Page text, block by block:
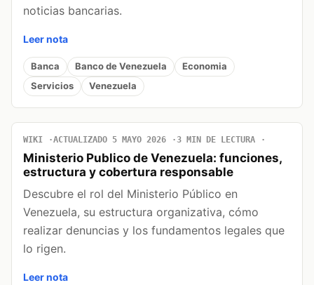
noticias bancarias.
Leer nota
Banca Banco de Venezuela
Economia
Servicios
Venezuela
WIKI ACTUALIZADO 5 MAYO 2026 3 MIN DE LECTURA
Ministerio Publico de Venezuela: funciones,
estructura y cobertura responsable
Descubre el rol del Ministerio Público en
Venezuela, su estructura organizativa, cómo
realizar denuncias y los fundamentos legales que
lo rigen.
Leer nota